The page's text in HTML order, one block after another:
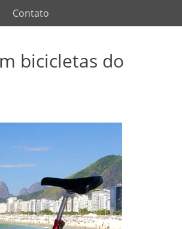
Contato
bicicletas do